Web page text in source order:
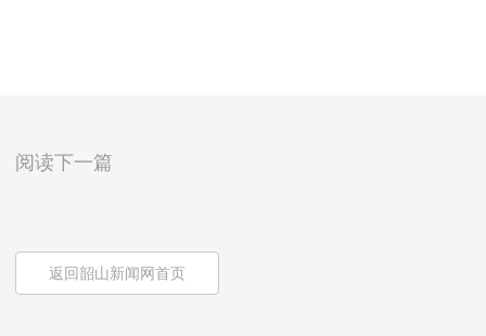
阅读下一篇
返回韶山新闻网首页